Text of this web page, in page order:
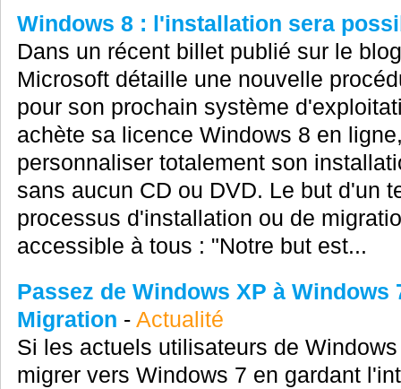
Windows 8 : l'installation sera
Dans un récent billet publié sur le
Microsoft détaille une nouvelle
pour son prochain système
achète sa licence Windows 8 en
personnaliser totalement son
sans aucun CD ou DVD. Le but d'un
processus d'installation ou de
accessible à tous : "Notre but est...
Passez de Windows XP à Windows
Migration - Actualité
Si les actuels utilisateurs de
migrer vers Windows 7 en gardant